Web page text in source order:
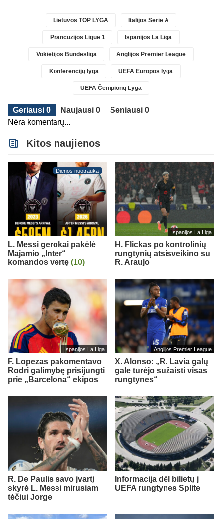
Lietuvos TOP LYGA Italijos Serie A
Prancūzijos Ligue 1 Ispanijos La Liga
Vokietijos Bundesliga Anglijos Premier League
Konferencijų lyga UEFA Europos lyga
UEFA Čempionų Lyga
Geriausi 0 Naujausi 0
Seniausi 0
Nėra komentarų...
Kitos naujienos
Dienos nuotrauka
L. Messi gerokai pakėlė
Majamio „Inter“
komandos vertę (10)
Ispanijos La Liga
H. Flickas po kontrolinių
rungtynių atsisveikino su
R. Araujo
Ispanijos La Liga
F. Lopezas pakomentavo
Rodri galimybę prisijungti
prie „Barcelona“ ekipos
Anglijos Premier League
X. Alonso: „R. Lavia galų
gale turėjo sužaisti visas
rungtynes“
R. De Paulis savo įvartį
skyrė L. Messi mirusiam
tėčiui Jorge
Informacija dėl bilietų į
UEFA rungtynes Splite